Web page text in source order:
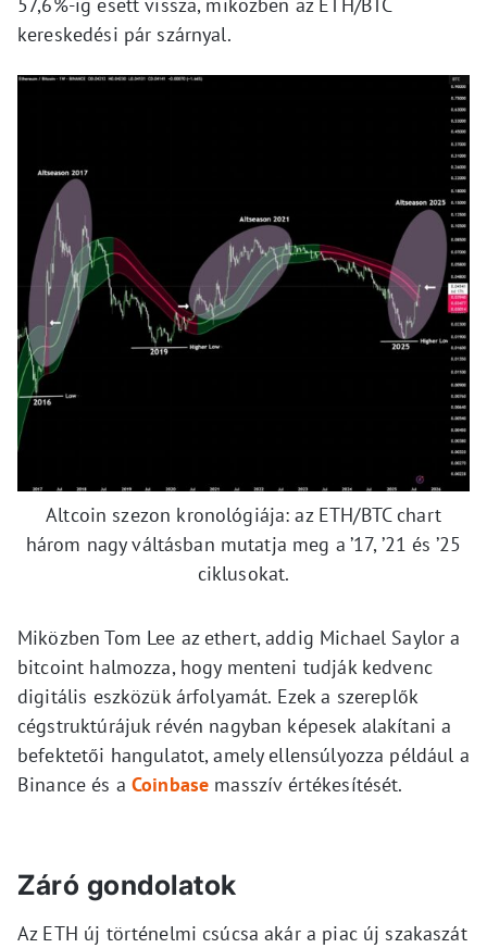
57,6%-ig esett vissza, miközben az ETH/BTC
kereskedési pár szárnyal.
Altcoin szezon kronológiája: az ETH/BTC chart
három nagy váltásban mutatja meg a ’17, ’21 és ’25
ciklusokat.
Miközben Tom Lee az ethert, addig Michael Saylor a
bitcoint halmozza, hogy menteni tudják kedvenc
digitális eszközük árfolyamát. Ezek a szereplők
cégstruktúrájuk révén nagyban képesek alakítani a
befektetői hangulatot, amely ellensúlyozza például a
Binance és a Coinbase masszív értékesítését.
Záró gondolatok
Az ETH új történelmi csúcsa akár a piac új szakaszát